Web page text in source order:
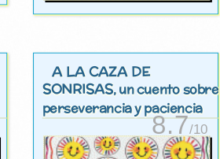
A LA CAZA DE
SONRISAS, un cuento sobre
perseverancia y paciencia
8.7/10